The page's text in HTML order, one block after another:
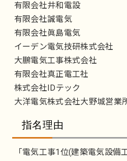
有限会社井和電設
有限会社誠電気
有限会社眞島電気
イーデン電気技研株式会社
大鵬電気工事株式会社
有限会社真正電工社
株式会社IDテック
大洋電気株式会社大野城営業
指名理由
「電気工事1位(建築電気設備